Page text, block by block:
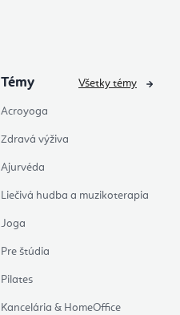
Témy
Acroyoga
Zdravá výživa
Ajurvéda
Liečivá hudba a muzikoterapia
Joga
Pre štúdia
Pilates
Kancelária & HomeOffice
Všetky témy